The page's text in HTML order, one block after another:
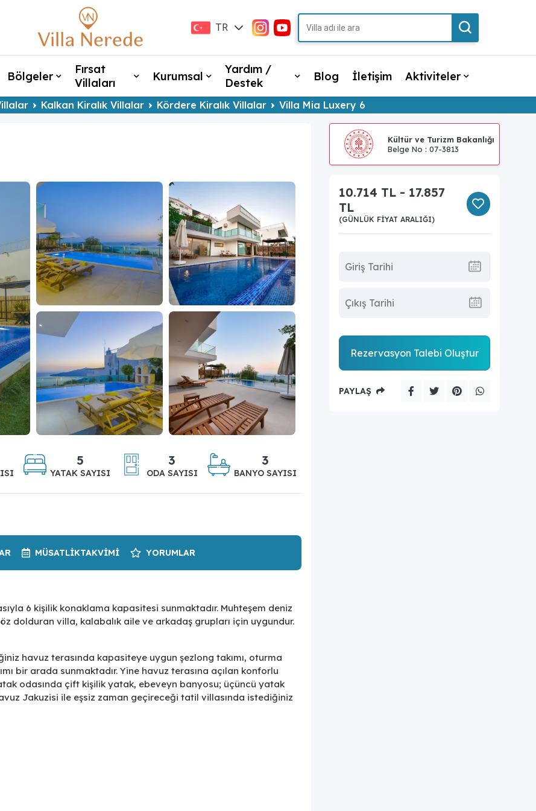
TR
EN
Bölgeler
Fırsat
Villaları
Kurumsal
Yardım /
Destek
Blog İletişim Aktiviteler
Kalkan Kiralık Villalar Kördere Kiralık Villalar Villa Mia Luxery 6
5
YATAK SAYISI
3
ODA SAYISI
3
BANYO SAYISI
MÜSATLIKTAKVIMI YORUMLAR
6 kişilik konaklama kapasitesi sunmaktadır. Muhteşem deniz
dolduran villa, kalabalık aile ve arkadaş grupları için uygundur.
havuz terasında kapasiteye uygun şezlong takımı, oturma
bir arada sunmaktadır. Yine havuz terasına açılan konforlu
odasında çift kişilik yatak, ebeveyn banyosu; üçüncü yatak
Jakuzisi ile eşsiz zaman geçireceği tatil villasında istediğiniz
denize ve merkeze kısa sürüş mesafesinde olan konum
ağırlamayı beklemektedir.
Kültür ve Turizm Bakanlığı
Belge No : 07-3813
10.714 TL - 17.857
TL
(GÜNLÜK FIYAT ARALIĞI)
Rezervasyon Talebi Oluştur
PAYLAŞ